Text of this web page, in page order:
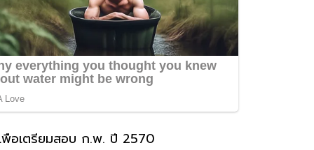
อเตรียมสอบ ก.พ. ปี 2570